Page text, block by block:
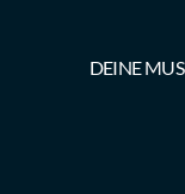
DEINE